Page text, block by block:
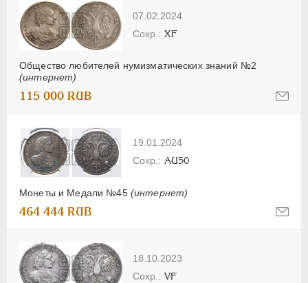
07.02.2024
Общество любителей нумизматических знаний №2
(интернет)
XF
115 000 RUB
19.01.2024
Монеты и Медали №45 (интернет)
AU50
464 444 RUB
18.10.2023
VF